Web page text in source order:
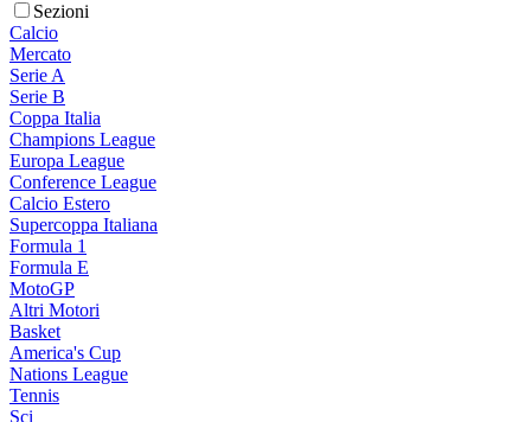
Sezioni
Calcio
Mercato
Serie A
Serie B
Coppa Italia
Champions League
Europa League
Conference League
Calcio Estero
Supercoppa Italiana
Formula 1
Formula E
MotoGP
Altri Motori
Basket
America's Cup
Nations League
Tennis
Sci